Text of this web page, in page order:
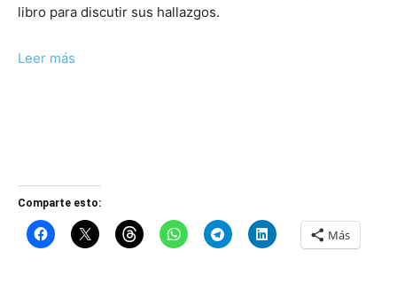
libro para discutir sus hallazgos.
Leer más
Comparte esto:
Más